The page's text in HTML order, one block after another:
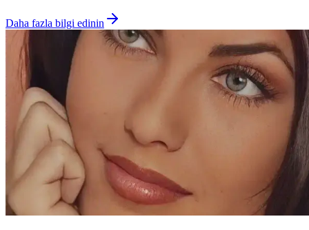
Daha fazla bilgi edinin